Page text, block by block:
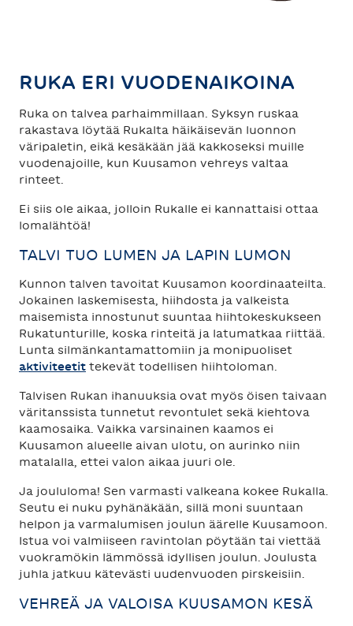
RUKA ERI VUODENAIKOINA
Ruka on talvea parhaimmillaan. Syksyn ruskaa
rakastava löytää Rukalta häikäisevän luonnon
väripaletin, eikä kesäkään jää kakkoseksi muille
vuodenajoille, kun Kuusamon vehreys valtaa
rinteet.
Ei siis ole aikaa, jolloin Rukalle ei kannattaisi ottaa
lomalähtöä!
TALVI TUO LUMEN JA LAPIN LUMON
Kunnon talven tavoitat Kuusamon koordinaateilta.
Jokainen laskemisesta, hiihdosta ja valkeista
maisemista innostunut suuntaa hiihtokeskukseen
Rukatunturille, koska rinteitä ja latumatkaa riittää.
Lunta silmänkantamattomiin ja monipuoliset
aktiviteetit tekevät todellisen hiihtoloman.
Talvisen Rukan ihanuuksia ovat myös öisen taivaan
väritanssista tunnetut revontulet sekä kiehtova
kaamosaika. Vaikka varsinainen kaamos ei
Kuusamon alueelle aivan ulotu, on aurinko niin
matalalla, ettei valon aikaa juuri ole.
Ja joululoma! Sen varmasti valkeana kokee Rukalla.
Seutu ei nuku pyhänäkään, sillä moni suuntaan
helpon ja varmalumisen joulun äärelle Kuusamoon.
Istua voi valmiiseen ravintolan pöytään tai viettää
vuokramökin lämmössä idyllisen joulun. Joulusta
juhla jatkuu kätevästi uudenvuoden pirskeisiin.
VEHREÄ JA VALOISA KUUSAMON KESÄ